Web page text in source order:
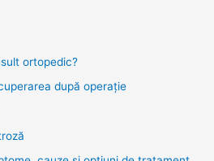
ortopedic?
după operație